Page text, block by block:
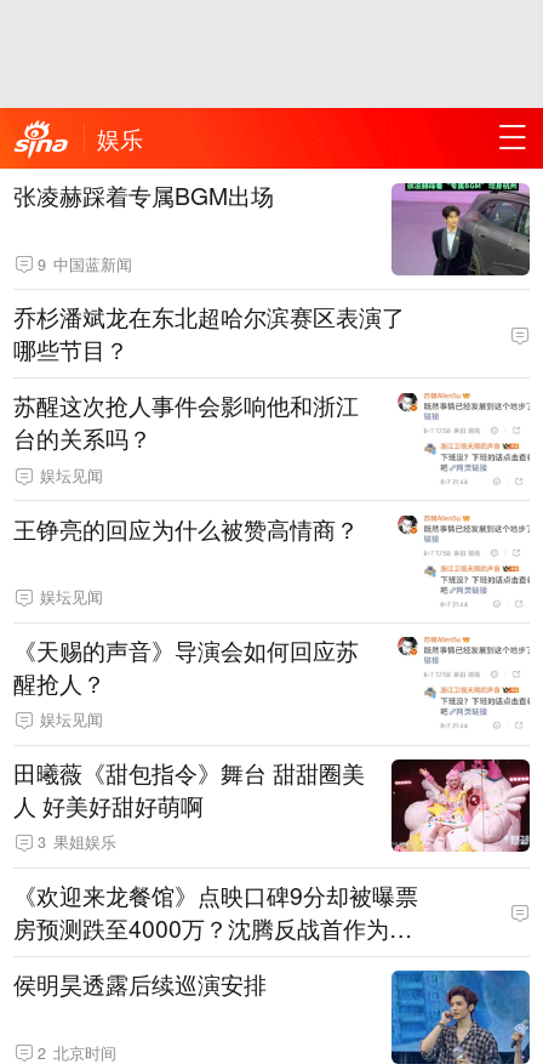
娱乐
张凌赫踩着专属BGM出场
9 中国蓝新闻
乔杉潘斌龙在东北超哈尔滨赛区表演了
哪些节目？
苏醒这次抢人事件会影响他和浙江
台的关系吗？
娱坛见闻
王铮亮的回应为什么被赞高情商？
娱坛见闻
《天赐的声音》导演会如何回应苏
醒抢人？
娱坛见闻
田曦薇《甜包指令》舞台 甜甜圈美
人 好美好甜好萌啊
3 果姐娱乐
《欢迎来龙餐馆》点映口碑9分却被曝票
房预测跌至4000万？沈腾反战首作为何
叫好不叫座？
侯明昊透露后续巡演安排
2 北京时间